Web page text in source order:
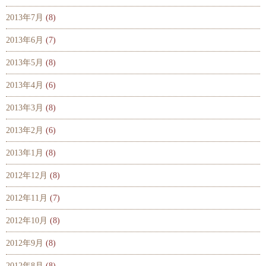
2013年7月 (8)
2013年6月 (7)
2013年5月 (8)
2013年4月 (6)
2013年3月 (8)
2013年2月 (6)
2013年1月 (8)
2012年12月 (8)
2012年11月 (7)
2012年10月 (8)
2012年9月 (8)